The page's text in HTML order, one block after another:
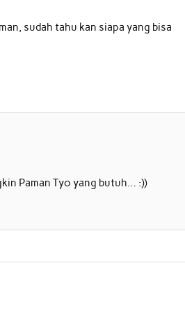
sudah tahu kan siapa yang bisa
Paman Tyo yang butuh… :))